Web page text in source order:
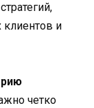
и
четко